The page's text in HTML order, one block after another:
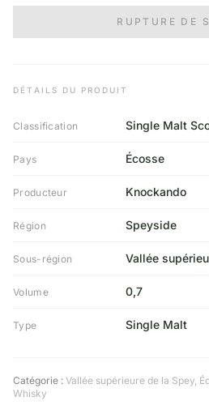
RUPTURE DE
DÉTAILS DU PRODUIT
Classification Single Malt
Pays Écosse
Producteur Knockando
Région Speyside
Sous-région Vallée
Volume 0,7
Type Single Malt
Catégorie : Vallée supérieure de la Spey,
Whisky